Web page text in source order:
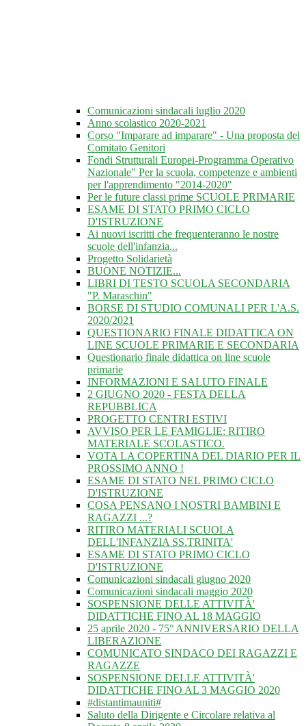
Comunicazioni sindacali luglio 2020
Anno scolastico 2020-2021
Corso "Imparare ad imparare" - Una proposta del
Comitato Genitori
Fondi Strutturali Europei-Programma Operativo
Nazionale" Per la scuola, competenze e ambienti
per l'apprendimento "2014-2020"
Per le future classi prime SCUOLE PRIMARIE
ESAME DI STATO PRIMO CICLO
D'ISTRUZIONE
Ai nuovi iscritti che frequenteranno le nostre
scuole dell'infanzia...
Progetto Solidarietà
BUONE NOTIZIE...
LIBRI DI TESTO SCUOLA SECONDARIA
"P. Maraschin"
BORSE DI STUDIO COMUNALI PER L'A.S.
2020/2021
QUESTIONARIO FINALE DIDATTICA ON
LINE SCUOLE PRIMARIE E SECONDARIA
Questionario finale didattica on line scuole
primarie
INFORMAZIONI E SALUTO FINALE
2 GIUGNO 2020 - FESTA DELLA
REPUBBLICA
PROGETTO CENTRI ESTIVI
AVVISO PER LE FAMIGLIE: RITIRO
MATERIALE SCOLASTICO.
VOTA LA COPERTINA DEL DIARIO PER IL
PROSSIMO ANNO !
ESAME DI STATO NEL PRIMO CICLO
D'ISTRUZIONE
COSA PENSANO I NOSTRI BAMBINI E
RAGAZZI ...?
RITIRO MATERIALI SCUOLA
DELL'INFANZIA SS.TRINITA'
ESAME DI STATO PRIMO CICLO
D'ISTRUZIONE
Comunicazioni sindacali giugno 2020
Comunicazioni sindacali maggio 2020
SOSPENSIONE DELLE ATTIVITÀ'
DIDATTICHE FINO AL 18 MAGGIO
25 aprile 2020 - 75° ANNIVERSARIO DELLA
LIBERAZIONE
COMUNICATO SINDACO DEI RAGAZZI E
RAGAZZE
SOSPENSIONE DELLE ATTIVITÀ'
DIDATTICHE FINO AL 3 MAGGIO 2020
#distantimauniti#
Saluto della Dirigente e Circolare relativa al